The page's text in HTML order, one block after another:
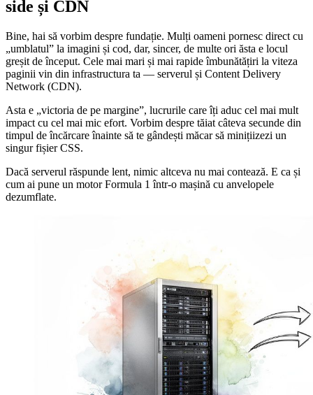
side și CDN
Bine, hai să vorbim despre fundație. Mulți oameni pornesc direct cu
„umblatul” la imagini și cod, dar, sincer, de multe ori ăsta e locul
greșit de început. Cele mai mari și mai rapide îmbunătățiri la viteza
paginii vin din infrastructura ta — serverul și Content Delivery
Network (CDN).
Asta e „victoria de pe margine”, lucrurile care îți aduc cel mai mult
impact cu cel mai mic efort. Vorbim despre tăiat câteva secunde din
timpul de încărcare înainte să te gândești măcar să minițiizezi un
singur fișier CSS.
Dacă serverul răspunde lent, nimic altceva nu mai contează. E ca și
cum ai pune un motor Formula 1 într-o mașină cu anvelopele
dezumflate.